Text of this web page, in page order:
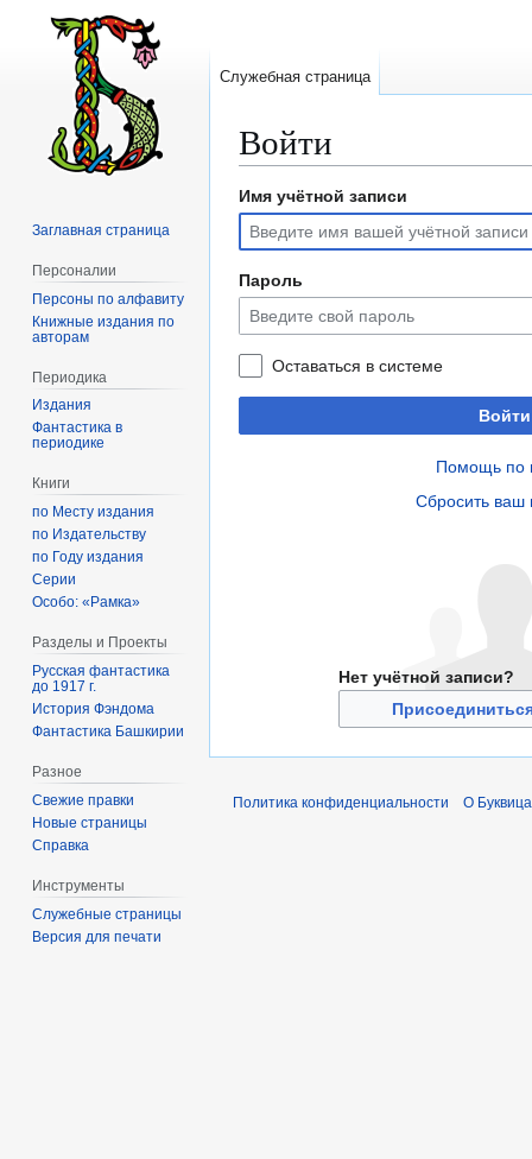
Войти
Перейти
навигации
Перейти
поиску
Имя учётной записи
Пароль
Оставаться в системе
Войти
Помощь по
Сбросить ваш
Нет учётной записи?
Служебная страница
Заглавная страница
Персоналии
Персоны по алфавиту
Книжные издания по
авторам
Периодика
Издания
Фантастика в
периодике
Книги
по Месту издания
по Издательству
по Году издания
Серии
Особо: «Рамка»
Разделы и Проекты
Русская фантастика
до 1917 г.
История Фэндома
Фантастика Башкирии
Разное
Свежие правки
Новые страницы
Справка
Инструменты
Служебные страницы
Версия для печати
Политика конфиденциальности О Буквица